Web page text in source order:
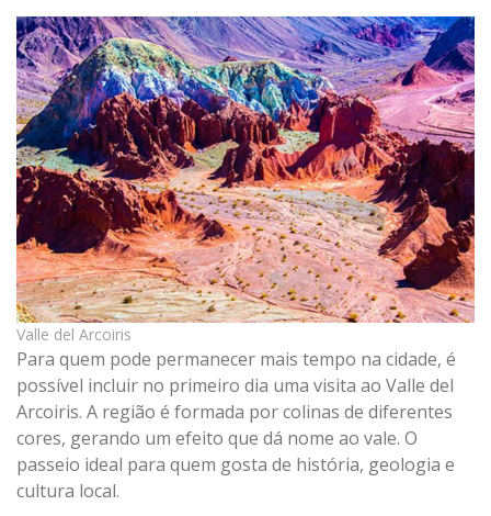
Valle del Arcoiris
Para quem pode permanecer mais tempo na cidade, é
possível incluir no primeiro dia uma visita ao Valle del
Arcoiris. A região é formada por colinas de diferentes
cores, gerando um efeito que dá nome ao vale. O
passeio ideal para quem gosta de história, geologia e
cultura local.